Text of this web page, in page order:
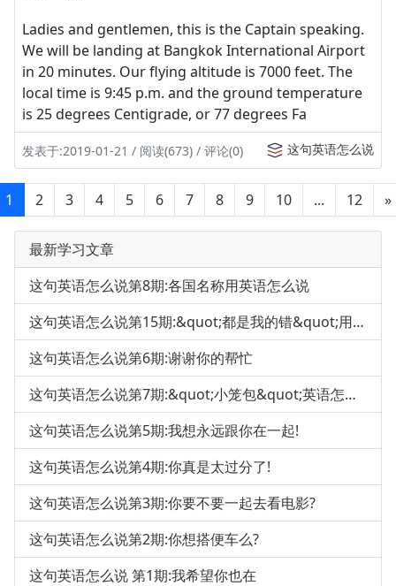
Ladies and gentlemen, this is the Captain speaking.
We will be landing at Bangkok International Airport
in 20 minutes. Our flying altitude is 7000 feet. The
local time is 9:45 p.m. and the ground temperature
is 25 degrees Centigrade, or 77 degrees Fa
发表于:2019-01-21 / 阅读(673) / 评论(0) 这句英语怎么说
1 2 3 4 5 6 7 8 9 10 ... 12 »
最新学习文章
这句英语怎么说第8期:各国名称用英语怎么说
这句英语怎么说第15期:&quot;都是我的错&quot;用英语怎么说
这句英语怎么说第6期:谢谢你的帮忙
这句英语怎么说第7期:&quot;小笼包&quot;英语怎么说
这句英语怎么说第5期:我想永远跟你在一起!
这句英语怎么说第4期:你真是太过分了!
这句英语怎么说第3期:你要不要一起去看电影?
这句英语怎么说第2期:你想搭便车么?
这句英语怎么说 第1期:我希望你也在